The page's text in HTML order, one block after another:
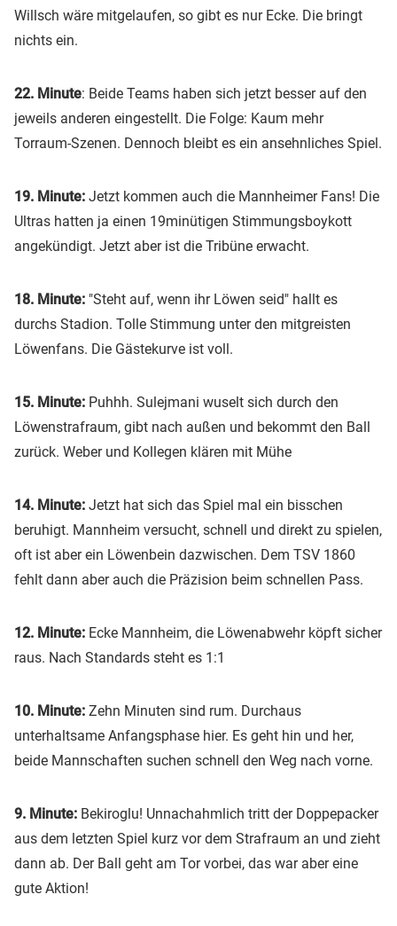
Willsch wäre mitgelaufen, so gibt es nur Ecke. Die bringt
nichts ein.
22. Minute: Beide Teams haben sich jetzt besser auf den
jeweils anderen eingestellt. Die Folge: Kaum mehr
Torraum-Szenen. Dennoch bleibt es ein ansehnliches Spiel.
19. Minute: Jetzt kommen auch die Mannheimer Fans! Die
Ultras hatten ja einen 19minütigen Stimmungsboykott
angekündigt. Jetzt aber ist die Tribüne erwacht.
18. Minute: "Steht auf, wenn ihr Löwen seid" hallt es
durchs Stadion. Tolle Stimmung unter den mitgreisten
Löwenfans. Die Gästekurve ist voll.
15. Minute: Puhhh. Sulejmani wuselt sich durch den
Löwenstrafraum, gibt nach außen und bekommt den Ball
zurück. Weber und Kollegen klären mit Mühe
14. Minute: Jetzt hat sich das Spiel mal ein bisschen
beruhigt. Mannheim versucht, schnell und direkt zu spielen,
oft ist aber ein Löwenbein dazwischen. Dem TSV 1860
fehlt dann aber auch die Präzision beim schnellen Pass.
12. Minute: Ecke Mannheim, die Löwenabwehr köpft sicher
raus. Nach Standards steht es 1:1
10. Minute: Zehn Minuten sind rum. Durchaus
unterhaltsame Anfangsphase hier. Es geht hin und her,
beide Mannschaften suchen schnell den Weg nach vorne.
9. Minute: Bekiroglu! Unnachahmlich tritt der Doppepacker
aus dem letzten Spiel kurz vor dem Strafraum an und zieht
dann ab. Der Ball geht am Tor vorbei, das war aber eine
gute Aktion!